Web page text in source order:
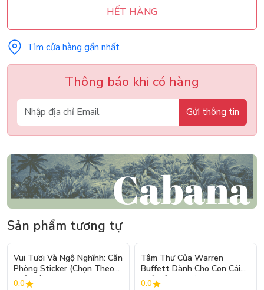
HẾT HÀNG
Tìm cửa hàng gần nhất
Thông báo khi có hàng
Gửi thông tin
Sản phẩm tương tự
Vui Tươi Và Ngộ Nghĩnh: Căn
Phòng Sticker (Chọn Theo
Chủ Đề) - Hơn 250 Sticker
0.0
Tâm Thư Của Warren
Buffett Dành Cho Con Cái
(Tái Bản 2026)
0.0